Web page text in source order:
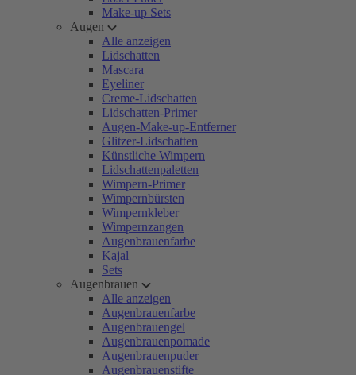
Make-up Sets
Augen
Alle anzeigen
Lidschatten
Mascara
Eyeliner
Creme-Lidschatten
Lidschatten-Primer
Augen-Make-up-Entferner
Glitzer-Lidschatten
Künstliche Wimpern
Lidschattenpaletten
Wimpern-Primer
Wimpernbürsten
Wimpernkleber
Wimpernzangen
Augenbrauenfarbe
Kajal
Sets
Augenbrauen
Alle anzeigen
Augenbrauenfarbe
Augenbrauengel
Augenbrauenpomade
Augenbrauenpuder
Augenbrauenstifte